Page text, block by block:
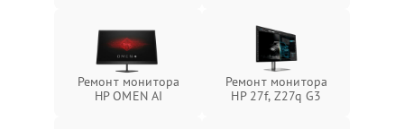
Ремонт монитора
HP OMEN AI
Ремонт монитора
HP 27f, Z27q G3